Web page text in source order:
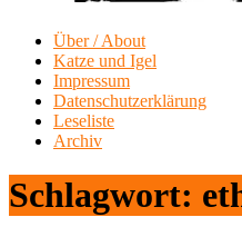
Über / About
Katze und Igel
Impressum
Datenschutzerklärung
Leseliste
Archiv
Schlagwort: